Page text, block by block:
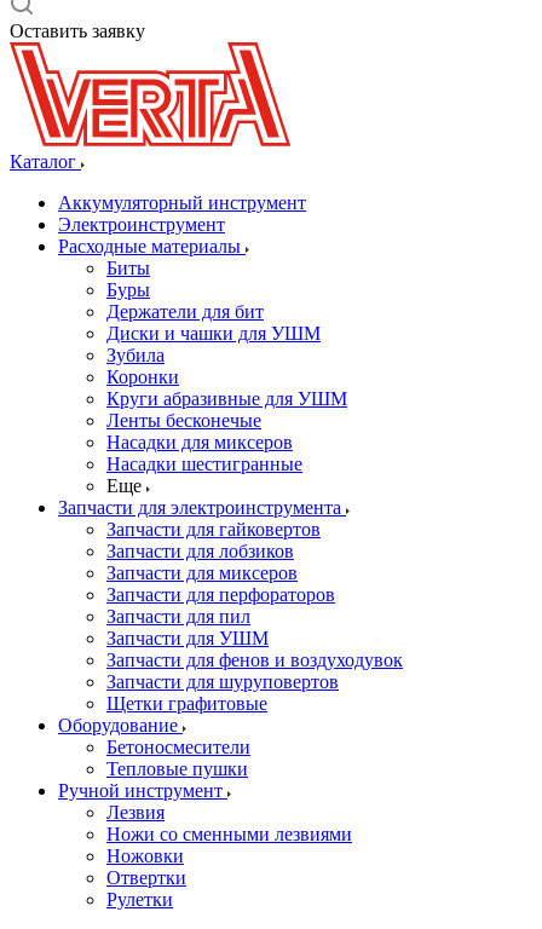
Оставить заявку
Каталог
Аккумуляторный инструмент
Электроинструмент
Расходные материалы
Биты
Буры
Держатели для бит
Диски и чашки для УШМ
Зубила
Коронки
Круги абразивные для УШМ
Ленты бесконечые
Насадки для миксеров
Насадки шестигранные
Еще
Запчасти для электроинструмента
Запчасти для гайковертов
Запчасти для лобзиков
Запчасти для миксеров
Запчасти для перфораторов
Запчасти для пил
Запчасти для УШМ
Запчасти для фенов и воздуходувок
Запчасти для шуруповертов
Щетки графитовые
Оборудование
Бетоносмесители
Тепловые пушки
Ручной инструмент
Лезвия
Ножи со сменными лезвиями
Ножовки
Отвертки
Рулетки